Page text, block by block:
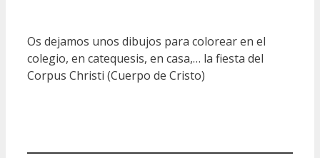
Os dejamos unos dibujos para colorear en el
colegio, en catequesis, en casa,… la fiesta del
Corpus Christi (Cuerpo de Cristo)